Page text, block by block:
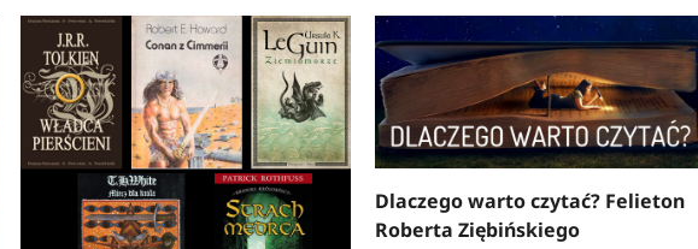
o
FELIETON:
Co
dalej
ze
studiem
LAIKA?
George
Romero
|
filmów,
które
musisz
zobaczyć
Dlaczego warto czytać? Felieton
Roberta Ziębińskiego